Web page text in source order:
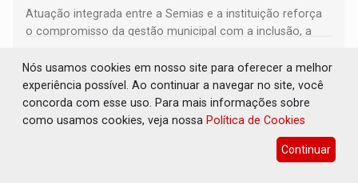
Atuação integrada entre a Semias e a instituição reforça
o compromisso da gestão municipal com a inclusão, a
Nós usamos cookies em nosso site para oferecer a melhor
experiência possível. Ao continuar a navegar no site, você
concorda com esse uso. Para mais informações sobre
como usamos cookies, veja nossa Política de Cookies
Continuar